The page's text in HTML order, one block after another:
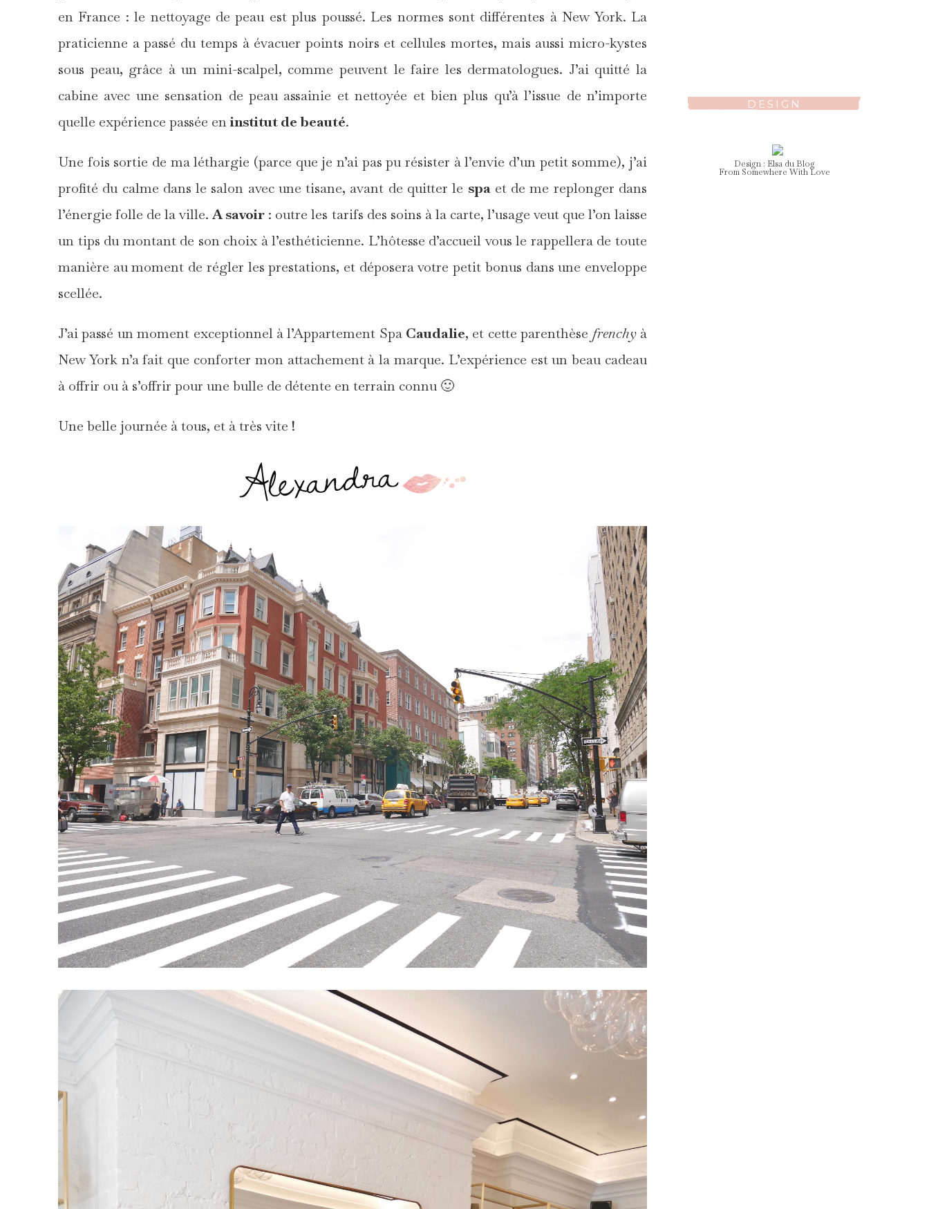
en France : le nettoyage de peau est plus poussé. Les normes sont différentes à New York. La
praticienne a passé du temps à évacuer points noirs et cellules mortes, mais aussi micro-kystes
sous peau, grâce à un mini-scalpel, comme peuvent le faire les dermatologues. J’ai quitté la
cabine avec une sensation de peau assainie et nettoyée et bien plus qu’à l’issue de n’importe
quelle expérience passée eninstitut de beauté.
Une fois sortie de ma léthargie (parce que je n’ai pas pu résister à l’envie d’un petit somme), j’ai
profité du calme dans le salon avec une tisane, avant de quitter le spaet de me replonger dans
l’énergie folle de la ville.A savoir : outre les tarifs des soins à la carte, l’usage veut que l’on laisse
un tips du montant de son choix à l’esthéticienne. L’hôtesse d’accueil vous le rappellera de toute
manière au moment de régler les prestations, et déposera votre petit bonus dans une enveloppe
scellée.
J’ai passé un moment exceptionnel à l’Appartement Spa Caudalie, et cette parenthèse frenchyà
New York n’a fait que conforter mon attachement à la marque. L’expérience est un beau cadeau
à offrir ou à s’offrir pour une bulle de détente en terrain connu 🙂
Une belle journée à tous, et à très vite !
DESIGN
Design : Elsadu Blog
From Somewhere With Love